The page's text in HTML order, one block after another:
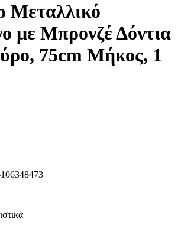
Μεταλλικό
με Μπρονζέ Δόντια
75cm Μήκος, 1